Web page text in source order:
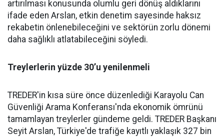
artırılması konusunda olumlu geri dönüş aldıklarını
ifade eden Arslan, etkin denetim sayesinde haksız
rekabetin önlenebileceğini ve sektörün zorlu dönemi
daha sağlıklı atlatabileceğini söyledi.
Treylerlerin yüzde 30’u yenilenmeli
TREDER'in kısa süre önce düzenlediği Karayolu Can
Güvenliği Arama Konferansı'nda ekonomik ömrünü
tamamlayan treylerler gündeme geldi. TREDER Başkanı
Seyit Arslan, Türkiye'de trafiğe kayıtlı yaklaşık 327 bin